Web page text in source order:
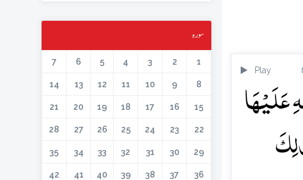
Play
عَلَیۡہَا
سورہ
1
2
3
4
5
6
7
8
9
10
11
12
13
14
15
16
17
18
19
20
21
22
23
24
25
26
27
28
29
30
31
32
33
34
35
36
37
38
39
40
41
42